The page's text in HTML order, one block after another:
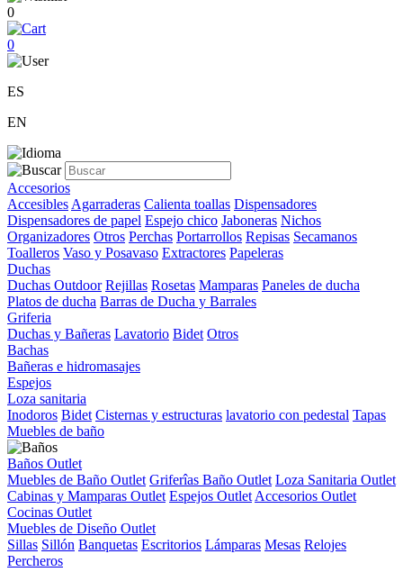
0
0
ES
EN
Accesorios
Accesibles Agarraderas Calienta toallas Dispensadores
Dispensadores de papel Espejo chico Jaboneras Nichos
Organizadores Otros Perchas Portarrollos Repisas Secamanos
Toalleros Vaso y Posavaso Extractores Papeleras
Duchas
Duchas Outdoor Rejillas Rosetas Mamparas Paneles de ducha
Platos de ducha Barras de Ducha y Barrales
Griferia
Duchas y Bañeras Lavatorio Bidet Otros
Bachas
Bañeras e hidromasajes
Espejos
Loza sanitaria
Inodoros Bidet Cisternas y estructuras lavatorio con pedestal Tapas
Muebles de baño
Baños Outlet
Muebles de Baño Outlet Griferîas Baño Outlet Loza Sanitaria Outlet
Cabinas y Mamparas Outlet Espejos Outlet Accesorios Outlet
Cocinas Outlet
Muebles de Diseño Outlet
Sillas Sillón Banquetas Escritorios Lámparas Mesas Relojes
Percheros